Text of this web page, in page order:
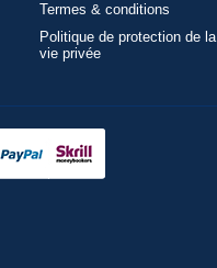
Termes & conditions
Politique de protection de la
vie privée